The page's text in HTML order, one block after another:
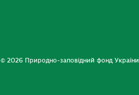
© 2026 Природно-заповідний фонд України